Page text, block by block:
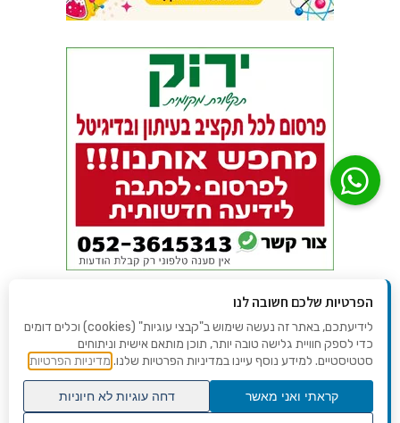
הפרטיות שלכם חשובה לנו
לידיעתכם, באתר זה נעשה שימוש ב"קבצי עוגיות" (cookies) וכלים דומים
כדי לספק חוויית גלישה טובה יותר, תוכן מותאם אישית וניתוחים
סטטיסטיים. למידע נוסף עיינו במדיניות הפרטיות שלנו. מדיניות הפרטיות
קראתי ואני מאשר
דחה עוגיות לא חיוניות